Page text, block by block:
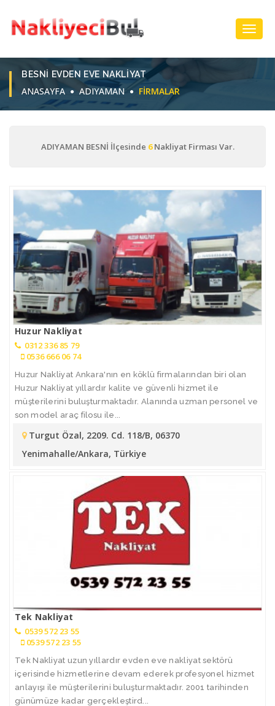
BESNI EVDEN EVE NAKLIYAT
ANASAYFA ADIYAMAN FIRMALAR
ADIYAMAN BESNİ İlçesinde 6Nakliyat Firması Var.
Huzur Nakliyat
0312 336 85 79
0536 666 06 74
Huzur Nakliyat Ankara'nın en köklü firmalarından biri olan
Huzur Nakliyat yıllardır kalite ve güvenli hizmet ile
müşterilerini buluşturmaktadır. Alanında uzman personel ve
son model araç filosu ile...
Turgut Özal, 2209. Cd. 118/B, 06370
Yenimahalle/Ankara, Türkiye
Tek Nakliyat
0539 572 23 55
0539 572 23 55
Tek Nakliyat uzun yıllardır evden eve nakliyat sektörü
içerisinde hizmetlerine devam ederek profesyonel hizmet
anlayışı ile müşterilerini buluşturmaktadır. 2001 tarihinden
günümüze kadar gerçekleştird...